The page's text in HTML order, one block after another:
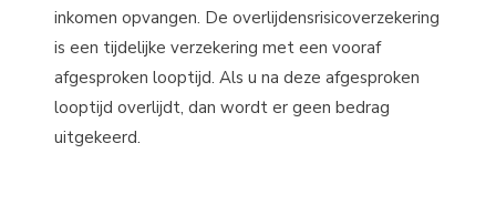
inkomen opvangen. De overlijdensrisicoverzekering
is een tijdelijke verzekering met een vooraf
afgesproken looptijd. Als u na deze afgesproken
looptijd overlijdt, dan wordt er geen bedrag
uitgekeerd.